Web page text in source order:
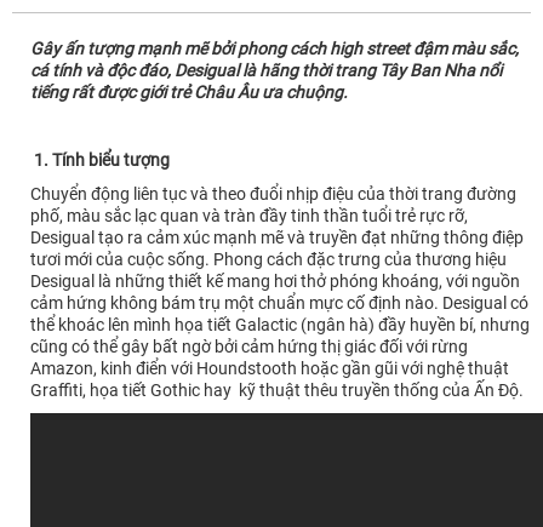
Gây ấn tượng mạnh mẽ bởi phong cách high street đậm màu sắc,
cá tính và độc đáo, Desigual là hãng thời trang Tây Ban Nha nổi
tiếng rất được giới trẻ Châu Âu ưa chuộng.
1. Tính biểu tượng
Chuyển động liên tục và theo đuổi nhịp điệu của thời trang đường
phố, màu sắc lạc quan và tràn đầy tinh thần tuổi trẻ rực rỡ,
Desigual tạo ra cảm xúc mạnh mẽ và truyền đạt những thông điệp
tươi mới của cuộc sống. Phong cách đặc trưng của thương hiệu
Desigual là những thiết kế mang hơi thở phóng khoáng, với nguồn
cảm hứng không bám trụ một chuẩn mực cố định nào. Desigual có
thể khoác lên mình họa tiết Galactic (ngân hà) đầy huyền bí, nhưng
cũng có thể gây bất ngờ bởi cảm hứng thị giác đối với rừng
Amazon, kinh điển với Houndstooth hoặc gần gũi với nghệ thuật
Graffiti, họa tiết Gothic hay kỹ thuật thêu truyền thống của Ấn Độ.